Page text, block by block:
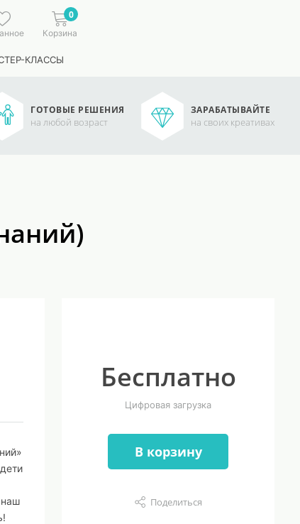
0
Корзина
КЛАССЫ
ГОТОВЫЕ РЕШЕНИЯ
на любой возраст
ЗАРАБАТЫВАЙТЕ
на своих креативах
наш
Бесплатно
Цифровая загрузка
В корзину
Поделиться